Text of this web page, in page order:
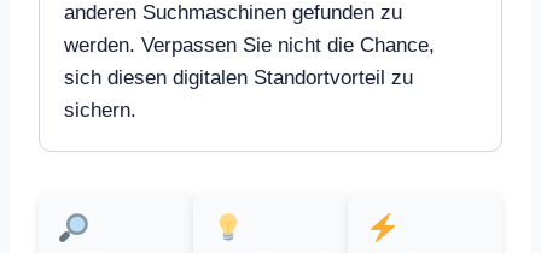
anderen Suchmaschinen gefunden zu
werden. Verpassen Sie nicht die Chance,
sich diesen digitalen Standortvorteil zu
sichern.